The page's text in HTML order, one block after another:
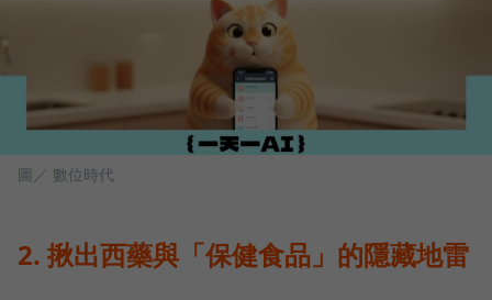
圖／ 數位時代
2. 揪出西藥與「保健食品」的隱藏地雷